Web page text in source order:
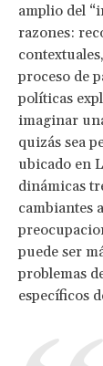
amplio del
razones:
proceso de
políticas
imaginar
quizás sea
ubicado en
dinámicas
cambiantes
puede ser
problemas
específicos